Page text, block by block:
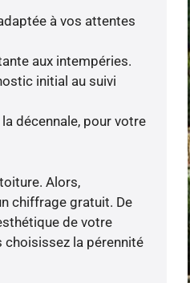
à vos attentes
aux intempéries.
initial au suivi
décennale, pour votre
Alors,
chiffrage gratuit. De
de votre
choisissez la pérennité